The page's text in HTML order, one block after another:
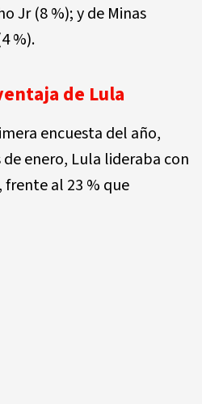
Jr (8 %); y de Minas
%).
de Lula
encuesta del año,
enero, Lula lideraba con
frente al 23 % que